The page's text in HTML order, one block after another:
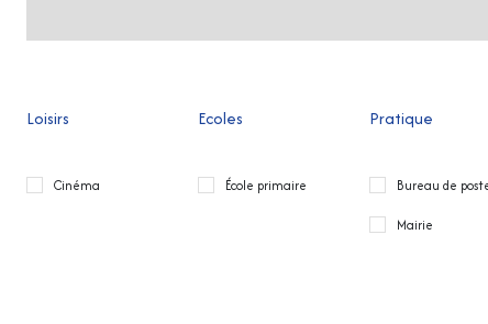
Loisirs
Cinéma
Ecoles
École primaire
Pratique
Bureau de
Mairie